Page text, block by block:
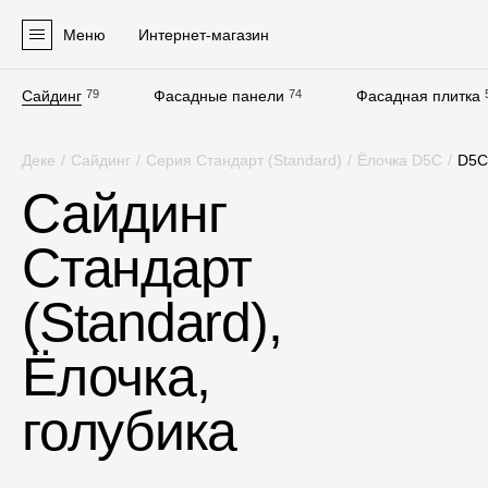
Меню Интернет-магазин
Сайдинг 79 Фасадные панели 74 Фасадная плитка
Сайдинг
Софиты
Фасадные панели
Фасадная плитка
Комплектующие для фасадов
Пленки и мембраны
Деке / Сайдинг / Серия Стандарт (Standard) / Ёлочка D5C /
Сайдинг
Стандарт
(Standard),
Ёлочка,
голубика